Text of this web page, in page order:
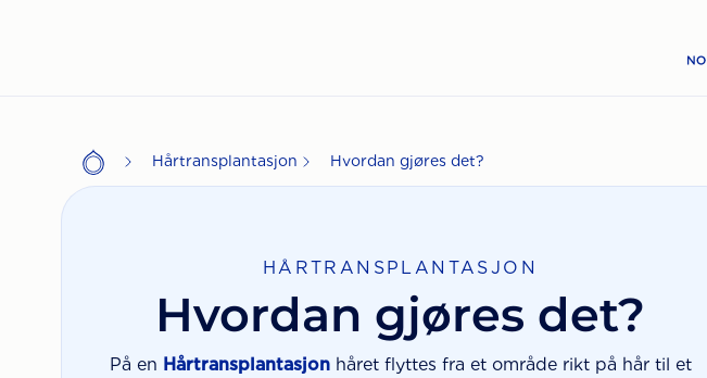
Hårtransplantasjon Hvordan gjøres det?
HÅRTRANSPLANTASJON
Hvordan gjøres det?
På en Hårtransplantasjonhåret flyttes fra et område rikt på hår til et